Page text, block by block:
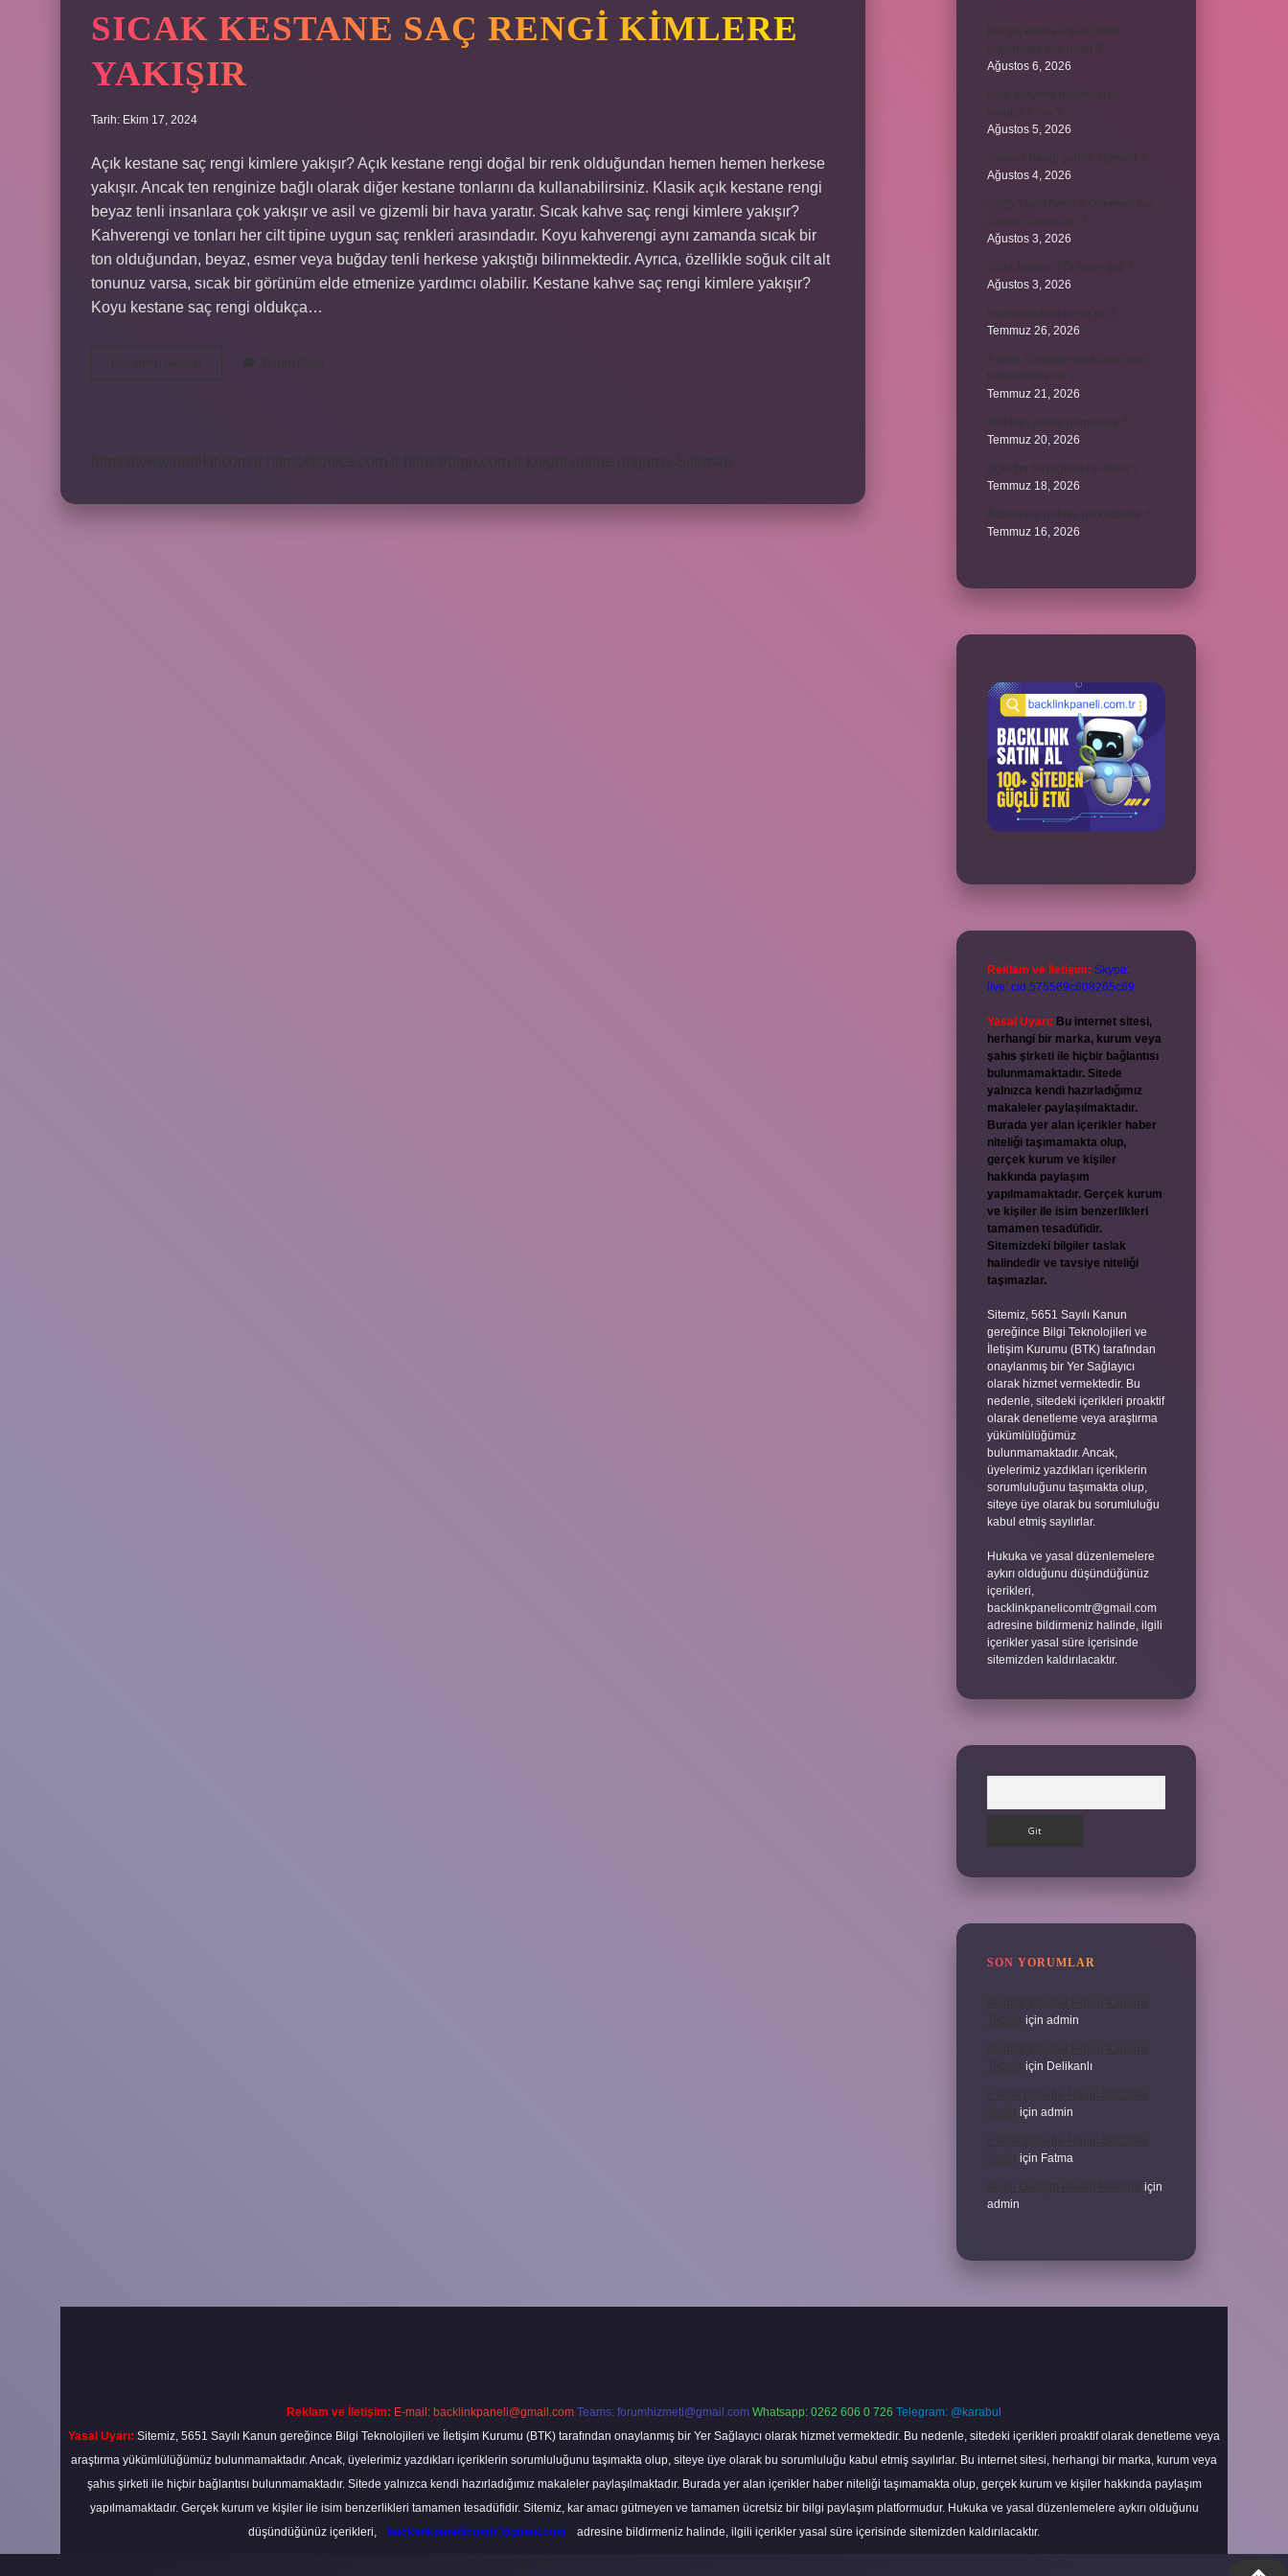
SICAK KESTANE SAÇ RENGI KIMLERE
YAKIŞIR
Tarih: Ekim 17, 2024
Açık kestane saç rengi kimlere yakışır? Açık kestane rengi doğal bir renk olduğundan hemen hemen herkese
yakışır. Ancak ten renginize bağlı olarak diğer kestane tonlarını da kullanabilirsiniz. Klasik açık kestane rengi
beyaz tenli insanlara çok yakışır ve asil ve gizemli bir hava yaratır. Sıcak kahve saç rengi kimlere yakışır?
Kahverengi ve tonları her cilt tipine uygun saç renkleri arasındadır. Koyu kahverengi aynı zamanda sıcak bir
ton olduğundan, beyaz, esmer veya buğday tenli herkese yakıştığı bilinmektedir. Ayrıca, özellikle soğuk cilt alt
tonunuz varsa, sıcak bir görünüm elde etmenize yardımcı olabilir. Kestane kahve saç rengi kimlere yakışır?
Koyu kestane saç rengi oldukça…
Ağustos 6, 2026
Ağustos 5, 2026
Ağustos 4, 2026
Ağustos 3, 2026
Ağustos 3, 2026
Temmuz 26, 2026
Temmuz 21, 2026
Temmuz 20, 2026
Temmuz 18, 2026
Temmuz 16, 2026
Reklam ve İletişim: Skype:
live:.cid.575569c608265c69
Yasal Uyarı: Bu internet sitesi,
herhangi bir marka, kurum veya
şahıs şirketi ile hiçbir bağlantısı
bulunmamaktadır. Sitede
yalnızca kendi hazırladığımız
makaleler paylaşılmaktadır.
Burada yer alan içerikler haber
niteliği taşımamakta olup,
gerçek kurum ve kişiler
hakkında paylaşım
yapılmamaktadır. Gerçek kurum
ve kişiler ile isim benzerlikleri
tamamen tesadüfidir.
Sitemizdeki bilgiler taslak
halindedir ve tavsiye niteliği
taşımazlar.
Sitemiz, 5651 Sayılı Kanun
gereğince Bilgi Teknolojileri ve
İletişim Kurumu (BTK) tarafından
onaylanmış bir Yer Sağlayıcı
olarak hizmet vermektedir. Bu
nedenle, sitedeki içerikleri proaktif
olarak denetleme veya araştırma
yükümlülüğümüz
bulunmamaktadır. Ancak,
üyelerimiz yazdıkları içeriklerin
sorumluluğunu taşımakta olup,
siteye üye olarak bu sorumluluğu
kabul etmiş sayılırlar.
Hukuka ve yasal düzenlemelere
aykırı olduğunu düşündüğünüz
içerikleri,
backlinkpanelicomtr@gmail.com
adresine bildirmeniz halinde, ilgili
içerikler yasal süre içerisinde
sitemizden kaldırılacaktır.
SON YORUMLAR
Tabidir
için admin
Tabidir
için Delikanlı
5 Aylık Bebeğe Hangi Sebzeler
Verilir
için admin
5 Aylık Bebeğe Hangi Sebzeler
Verilir için Fatma
Motor Gelişim Ilkeleri Nelerdir
için
admin
Reklam ve İletişim: E-mail: backlinkpaneli@gmail.com Teams: forumhizmeti@gmail.com Whatsapp: 0262 606 0 726 Telegram: @karabul
Yasal Uyarı: Sitemiz, 5651 Sayılı Kanun gereğince Bilgi Teknolojileri ve İletişim Kurumu (BTK) tarafından onaylanmış bir Yer Sağlayıcı olarak hizmet vermektedir. Bu nedenle, sitedeki içerikleri proaktif olarak denetleme veya
araştırma yükümlülüğümüz bulunmamaktadır. Ancak, üyelerimiz yazdıkları içeriklerin sorumluluğunu taşımakta olup, siteye üye olarak bu sorumluluğu kabul etmiş sayılırlar. Bu internet sitesi, herhangi bir marka, kurum veya
şahıs şirketi ile hiçbir bağlantısı bulunmamaktadır. Sitede yalnızca kendi hazırladığımız makaleler paylaşılmaktadır. Burada yer alan içerikler haber niteliği taşımamakta olup, gerçek kurum ve kişiler hakkında paylaşım
yapılmamaktadır. Gerçek kurum ve kişiler ile isim benzerlikleri tamamen tesadüfidir. Sitemiz, kar amacı gütmeyen ve tamamen ücretsiz bir bilgi paylaşım platformudur. Hukuka ve yasal düzenlemelere aykırı olduğunu
düşündüğünüz içerikleri,
backlinkpanelicomtr@gmail.com adresine bildirmeniz halinde, ilgili içerikler yasal süre içerisinde sitemizden kaldırılacaktır.